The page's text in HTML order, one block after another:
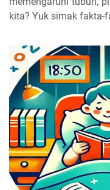
kita? Yuk simak fakta-